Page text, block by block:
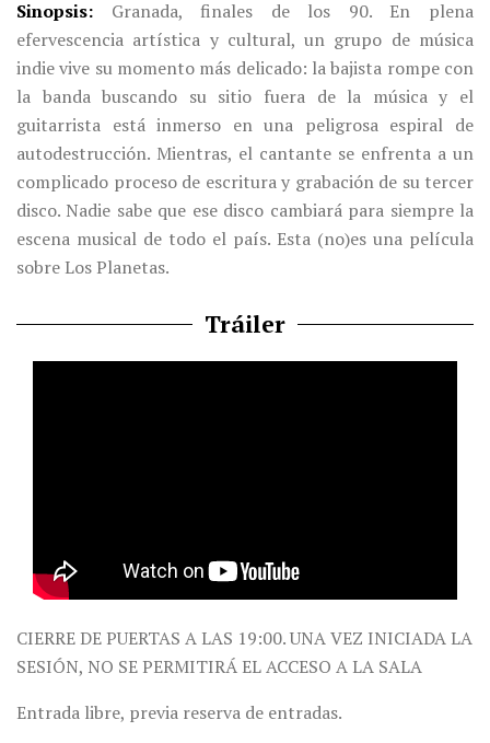
Sinopsis
Granada, finales de los 90. En plena
efervescencia artística y cultural, un grupo de música
indie vive su momento más delicado: la bajista rompe con
la banda buscando su sitio fuera de la música y el
guitarrista está inmerso en una peligrosa espiral de
autodestrucción. Mientras, el cantante se enfrenta a un
complicado proceso de escritura y grabación de su tercer
disco. Nadie sabe que ese disco cambiará para siempre la
escena musical de todo el país. Esta (no)es una película
sobre Los Planetas.
Tráiler
CIERRE DE PUERTAS A LAS 19:00. UNA VEZ INICIADA LA
SESIÓN, NO SE PERMITIRÁ EL ACCESO A LA SALA
Entrada libre, previa reserva de entradas.